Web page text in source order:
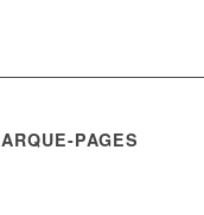
PAGES